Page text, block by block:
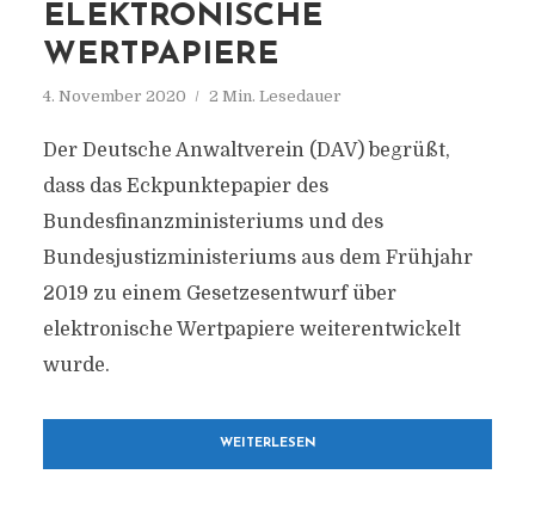
LEKTRONISCHE W
ERTPAPIERE
4. November 2020 2 Min. Lesedauer
Der Deutsche Anwaltverein (DAV) begrüßt,
dass das Eckpunktepapier des
Bundesfinanzministeriums und des
Bundesjustizministeriums aus dem Frühjahr
2019 zu einem Gesetzesentwurf über
elektronische Wertpapiere weiterentwickelt
wurde.
WEITERLESEN